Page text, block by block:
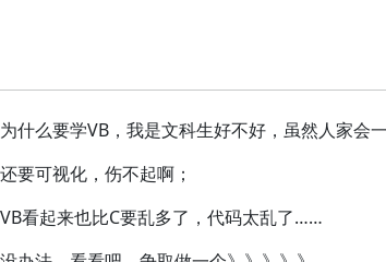
为什么要学VB，我是文科生好不好，虽然人家
还要可视化，伤不起啊；
VB看起来也比C要乱多了，代码太乱了……